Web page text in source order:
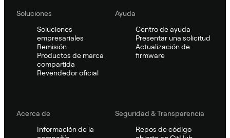
Soluciones
Soluciones
empresariales
Remisión
Productos de marca
compartida
Revendedor oficial
Ayuda
Centro de ayuda
Presentar una solicitud
Actualización de
firmware
Acerca de
Información de la
Seguridad & Transparencia
Repos de código